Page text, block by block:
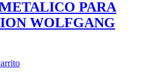
PARA
WOLFGANG